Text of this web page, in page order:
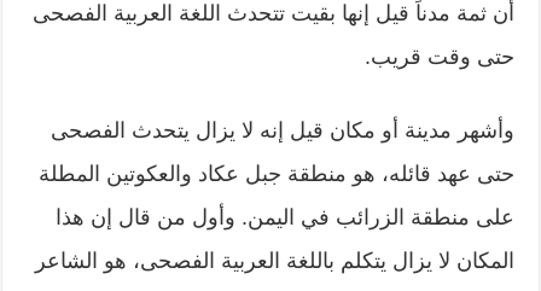
أن ثمة مدناً قيل إنها بقيت تتحدث اللغة العربية الفصحى
حتى وقت قريب.
وأشهر مدينة أو مكان قيل إنه لا يزال يتحدث الفصحى
حتى عهد قائله، هو منطقة جبل عكاد والعكوتين المطلة
على منطقة الزرائب في اليمن. وأول من قال إن هذا
المكان لا يزال يتكلم باللغة العربية الفصحى، هو الشاعر